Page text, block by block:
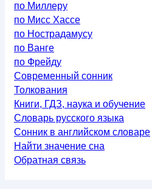
по Миллеру
по Мисс Хассе
по Нострадамусу
по Ванге
по Фрейду
Современный сонник
Толкования
Книги, ГДЗ, наука и обучение
Словарь русского языка
Сонник в английском словаре
Найти значение сна
Обратная связь